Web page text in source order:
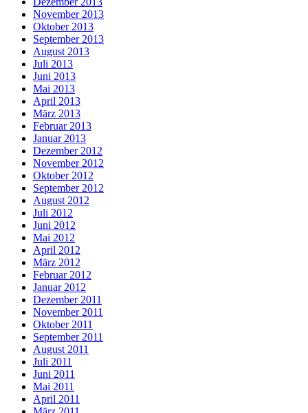
November 2013
Oktober 2013
September 2013
August 2013
Juli 2013
Juni 2013
Mai 2013
April 2013
März 2013
Februar 2013
Januar 2013
Dezember 2012
November 2012
Oktober 2012
September 2012
August 2012
Juli 2012
Juni 2012
Mai 2012
April 2012
März 2012
Februar 2012
Januar 2012
Dezember 2011
November 2011
Oktober 2011
September 2011
August 2011
Juli 2011
Juni 2011
Mai 2011
April 2011